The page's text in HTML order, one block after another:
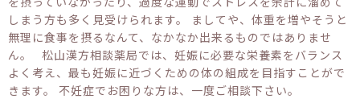
しまう方も多く見受けられます。 ましてや、体重を増やそうと
無理に食事を摂るなんて、なかなか出来るものではありませ
ん。 松山漢方相談薬局では、妊娠に必要な栄養素をバランス
よく考え、最も妊娠に近づくための体の組成を目指すことがで
きます。 不妊症でお困りな方は、一度ご相談下さい。